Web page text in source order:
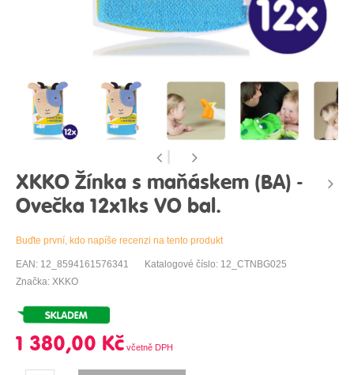
XKKO Žínka s maňáskem (BA) -
Ovečka 12x1ks VO bal.
Buďte první, kdo napíše recenzi na tento produkt
EAN: 12_8594161576341
Katalogové číslo: 12_CTNBG025
Značka: XKKO
1 380,00 Kč